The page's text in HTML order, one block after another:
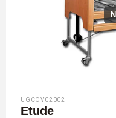
UGCOV02002
Etude